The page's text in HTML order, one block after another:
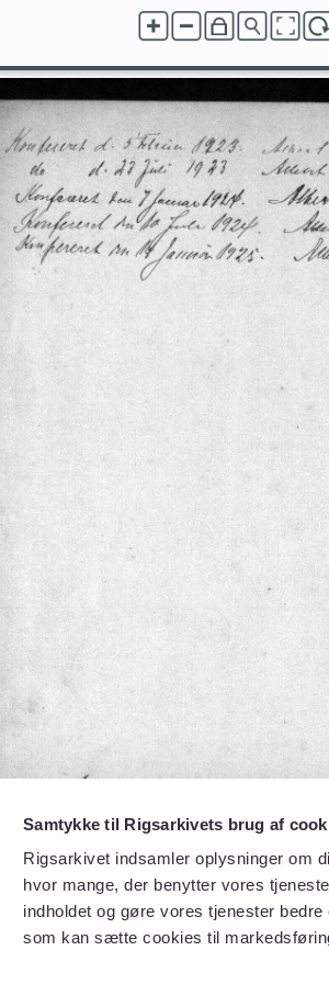
Samtykke til Rigsarkivets brug af
Rigsarkivet indsamler oplysninger om
hvor mange, der benytter vores
indholdet og gøre vores tjenester
som kan sætte cookies til